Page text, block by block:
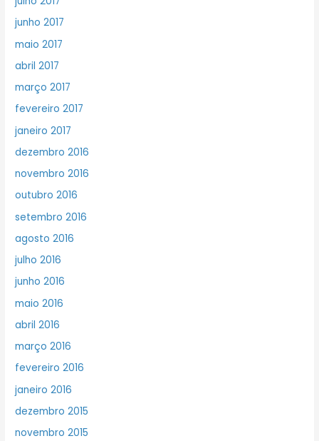
junho 2017
maio 2017
abril 2017
março 2017
fevereiro 2017
janeiro 2017
dezembro 2016
novembro 2016
outubro 2016
setembro 2016
agosto 2016
julho 2016
junho 2016
maio 2016
abril 2016
março 2016
fevereiro 2016
janeiro 2016
dezembro 2015
novembro 2015